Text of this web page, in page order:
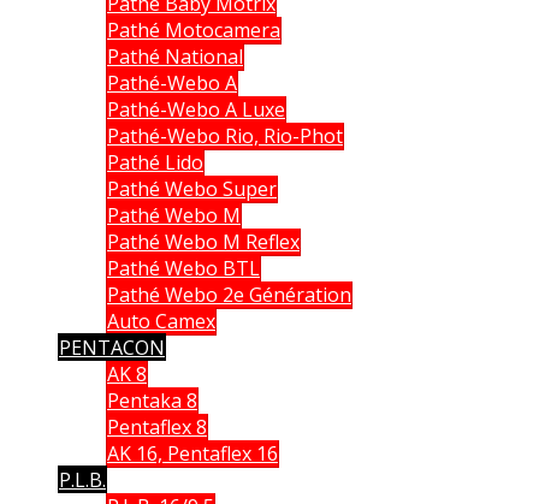
Pathé Motocamera
Pathé National
Pathé-Webo A
Pathé-Webo A Luxe
Pathé-Webo Rio, Rio-Phot
Pathé Lido
Pathé Webo Super
Pathé Webo M
Pathé Webo M Reflex
Pathé Webo BTL
Pathé Webo 2e Génération
Auto Camex
PENTACON
AK 8
Pentaka 8
Pentaflex 8
AK 16, Pentaflex 16
P.L.B.